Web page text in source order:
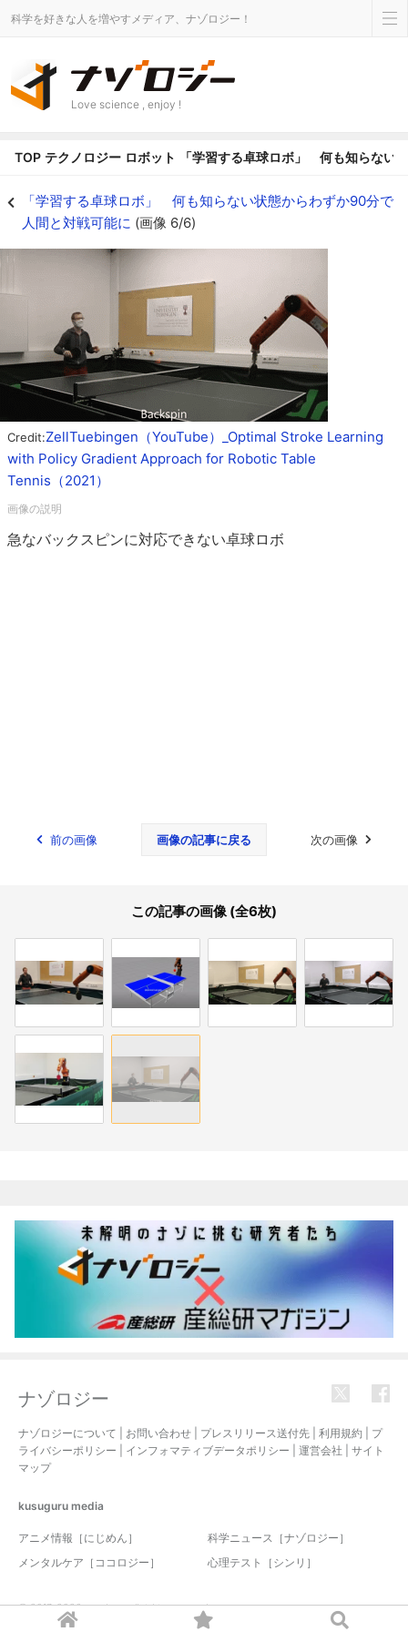
科学を好きな人を増やすメディア、ナゾロジー！
Love science , enjoy !
TOP テクノロジー ロボット 「学習する卓球ロボ」 何も知らない
「学習する卓球ロボ」 何も知らない状態からわずか90分で
人間と対戦可能に (画像 6/6)
Credit:ZellTuebingen（YouTube）_Optimal Stroke Learning
with Policy Gradient Approach for Robotic Table
Tennis（2021）
急なバックスピンに対応できない卓球ロボ
前の画像 画像の記事に戻る 次の画像
この記事の画像 (全6枚)
ナゾロジー
ナゾロジーについて お問い合わせ プレスリリース送付先 利用規約
プ
ライバシーポリシー
インフォマティブデータポリシー 運営会社
サイト
マップ
kusuguru media
アニメ情報［にじめん］
科学ニュース［ナゾロジー］
メンタルケア［ココロジー］
心理テスト［シンリ］
© 2017-2026 nazology. all rights reserved.